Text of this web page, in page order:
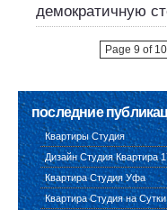
демократичную
Page 9 of 10
последние
Квартиры Студия
Дизайн Студия Квартира
Квартира Студия Уфа
Квартира Студия на Сутки